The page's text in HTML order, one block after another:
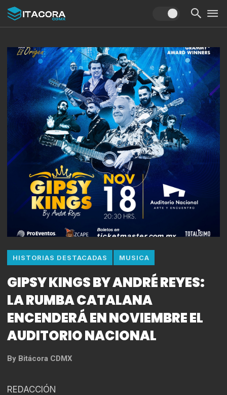
HISTORIAS DESTACADAS MUSICA
GIPSY KINGS BY ANDRÉ REYES:
LA RUMBA CATALANA
ENCENDERÁ EN NOVIEMBRE EL
AUDITORIO NACIONAL
By Bitácora CDMX
REDACCIÓN